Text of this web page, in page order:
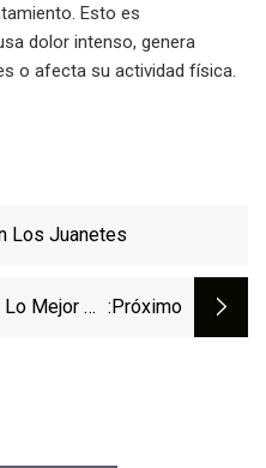
Esto es
dolor intenso, genera
o afecta su actividad física.
Los Juanetes
Mejor De :próximo